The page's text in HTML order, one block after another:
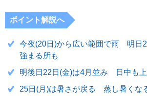
ポイント解説へ
今夜(20日)から広い範囲で雨 明日
強まる所も
明後日22日(金)は4月並み 日中も
25日(月)は暑さが戻る 蒸し暑くな